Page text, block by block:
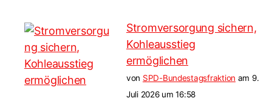
Stromversorgung sichern,
Kohleausstieg
ermöglichen
von SPD-Bundestagsfraktion am 9.
Juli 2026 um 16:58